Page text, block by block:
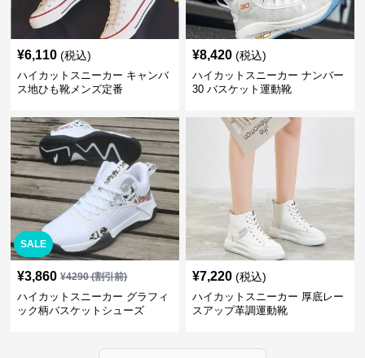
¥6,110 (税込)
ハイカットスニーカー キャンバ
ス地ひも靴メンズ定番
¥8,420 (税込)
ハイカットスニーカー ナンバー
30 バスケット運動靴
SALE
¥3,860 ¥4290(割引前)
ハイカットスニーカー グラフィ
ック柄バスケットシューズ
¥7,220 (税込)
ハイカットスニーカー 厚底レー
スアップ革調運動靴